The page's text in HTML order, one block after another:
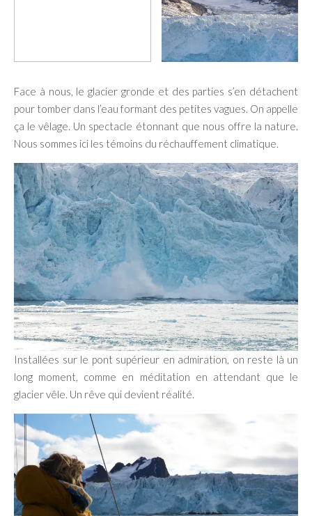
Face à nous, le glacier gronde et des parties s’en détachent
pour tomber dans l’eau formant des petites vagues. On appelle
ça le vêlage. Un spectacle étonnant que nous offre la nature.
Nous sommes ici les témoins du réchauffement climatique.
Installées sur le pont supérieur en admiration, on reste là un
long moment, comme en méditation en attendant que le
glacier vêle. Un rêve qui devient réalité.